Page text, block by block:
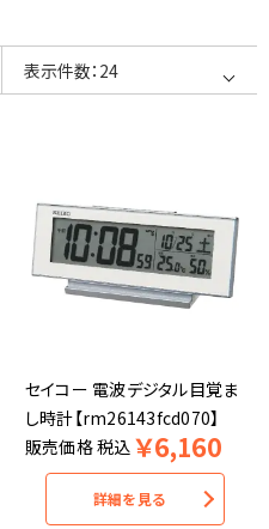
セイコー 電波デジタル目覚ま
し時計【rm26143fcd070】
販売価格税込 ￥6,160
詳細を見る